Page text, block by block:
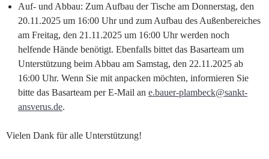
Auf- und Abbau: Zum Aufbau der Tische am Donnerstag, den
20.11.2025 um 16:00 Uhr und zum Aufbau des Außenbereiches
am Freitag, den 21.11.2025 um 16:00 Uhr werden noch
helfende Hände benötigt. Ebenfalls bittet das Basarteam um
Unterstützung beim Abbau am Samstag, den 22.11.2025 ab
16:00 Uhr. Wenn Sie mit anpacken möchten, informieren Sie
bitte das Basarteam per E-Mail an e.bauer-plambeck@sankt-
ansverus.de.
Vielen Dank für alle Unterstützung!